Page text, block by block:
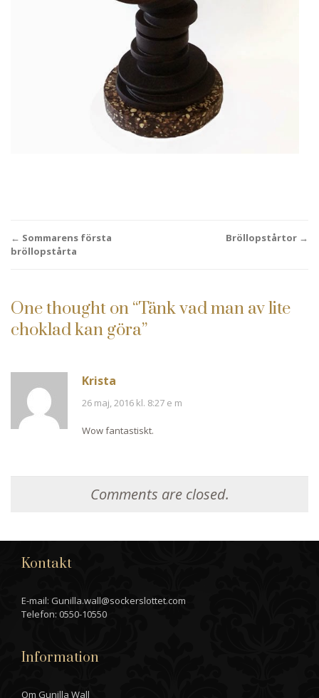
Post
← Sommarens första
bröllopstårta
Bröllopstårtor →
One thought on “Tänk vad man av lite
choklad kan göra”
Krista
26 maj, 2016 kl. 8:27 e m
Wow fantastiskt.
Comments are closed.
Kontakt
E-mail: Gunilla.wall@sockerslottet.com
Telefon: 0550-10550
Information
Om Gunilla Wall